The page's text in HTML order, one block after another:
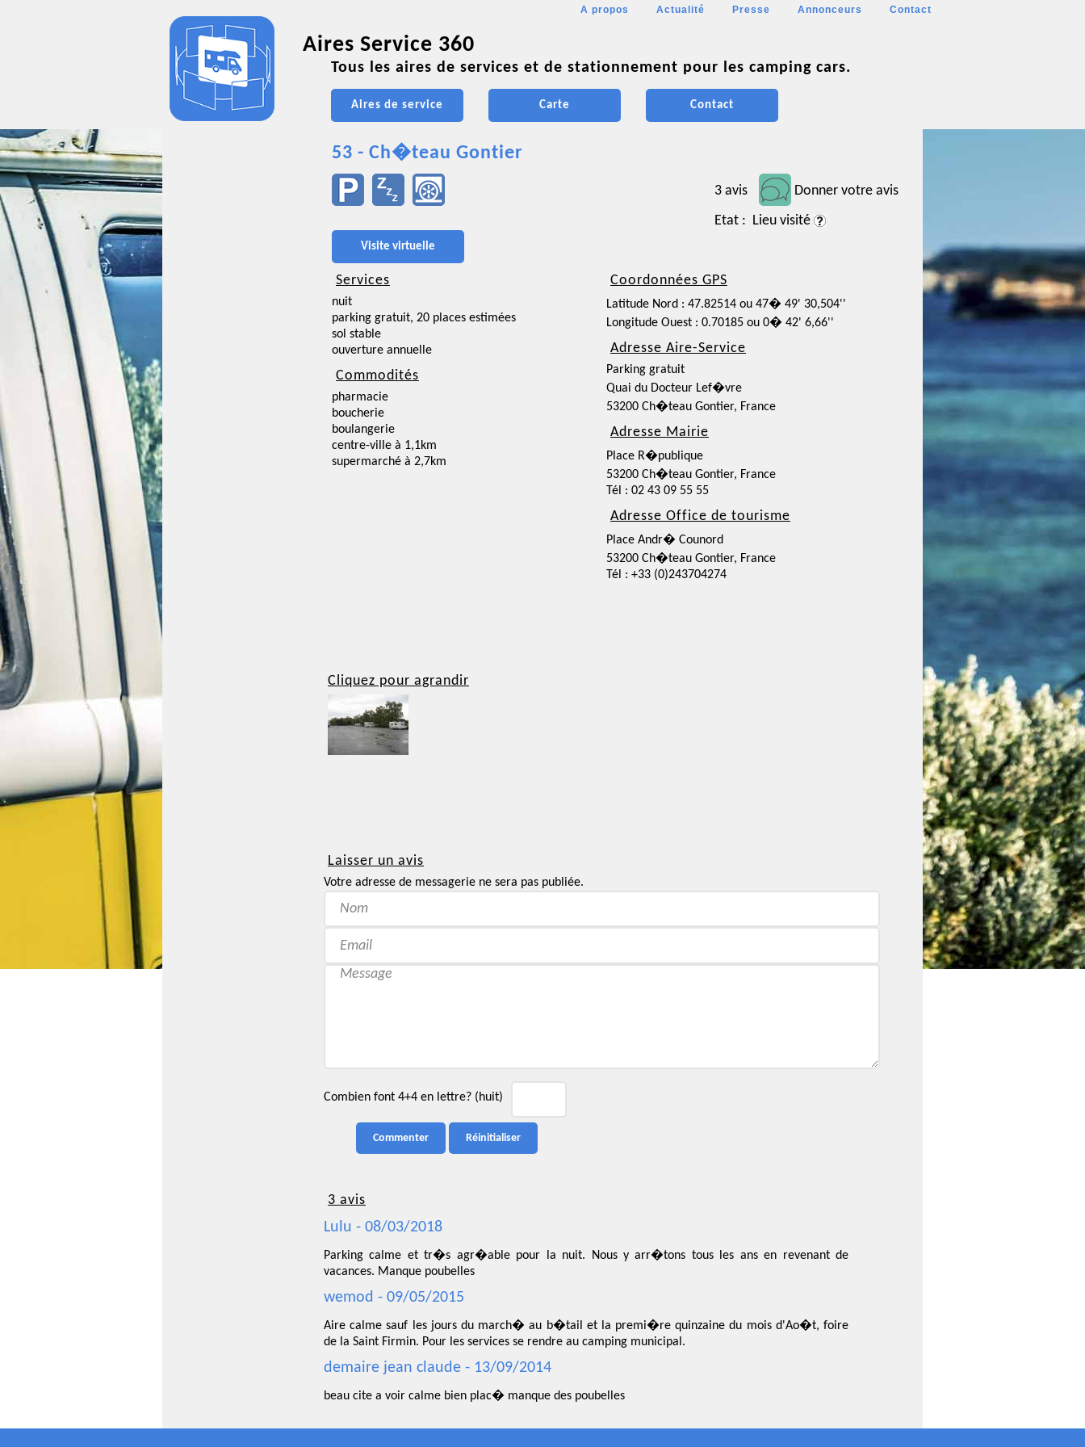
A propos Actualité Presse Annonceurs Contact
Aires Service 360
Tous les aires de services et de stationnement pour les camping cars.
Aires de service Carte Contact
53 - Ch�teau Gontier
3 avis
Donner votre avis
Etat : Lieu visité
Visite virtuelle
Services
nuit
parking gratuit, 20 places estimées
sol stable
ouverture annuelle
Commodités
pharmacie
boucherie
boulangerie
centre-ville à 1,1km
supermarché à 2,7km
Coordonnées GPS
Latitude Nord : 47.82514 ou 47� 49' 30,504''
Longitude Ouest : 0.70185 ou 0� 42' 6,66''
Adresse Aire-Service
Parking gratuit
Quai du Docteur Lef�vre
53200 Ch�teau Gontier, France
Adresse Mairie
Place R�publique
53200 Ch�teau Gontier, France
Tél : 02 43 09 55 55
Adresse Office de tourisme
Place Andr� Counord
53200 Ch�teau Gontier, France
Tél : +33 (0)243704274
Cliquez pour agrandir
Laisser un avis
Votre adresse de messagerie ne sera pas publiée.
Combien font 4+4 en lettre? (huit)
3 avis
Lulu - 08/03/2018
Parking calme et tr�s agr�able pour la nuit. Nous y arr�tons tous les ans en revenant de
vacances. Manque poubelles
wemod - 09/05/2015
Aire calme sauf les jours du march� au b�tail et la premi�re quinzaine du mois d'Ao�t, foire
de la Saint Firmin. Pour les services se rendre au camping municipal.
demaire jean claude - 13/09/2014
beau cite a voir calme bien plac� manque des poubelles